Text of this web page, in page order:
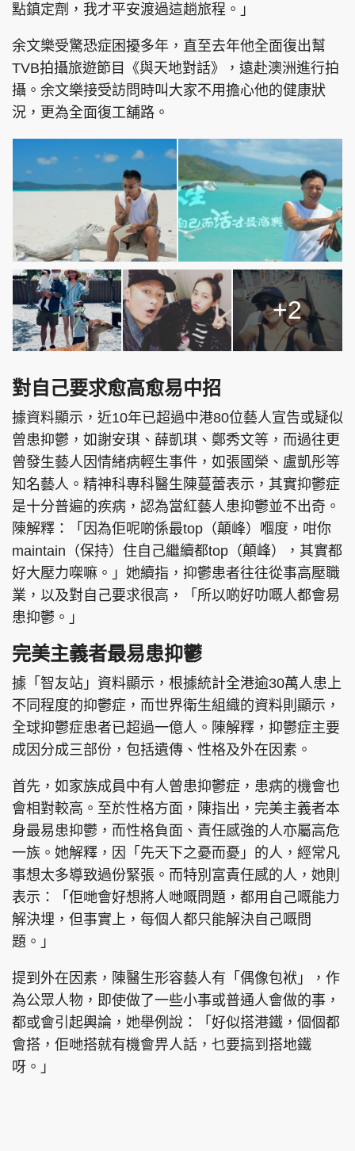
點鎮定劑，我才平安渡過這趟旅程。」
余文樂受驚恐症困擾多年，直至去年他全面復出幫
TVB拍攝旅遊節目《與天地對話》，遠赴澳洲進行拍
攝。余文樂接受訪問時叫大家不用擔心他的健康狀
況，更為全面復工舖路。
+2
對自己要求愈高愈易中招
據資料顯示，近10年已超過中港80位藝人宣告或疑似
曾患抑鬱，如謝安琪、薛凱琪、鄭秀文等，而過往更
曾發生藝人因情緒病輕生事件，如張國榮、盧凱彤等
知名藝人。精神科專科醫生陳蔓蕾表示，其實抑鬱症
是十分普遍的疾病，認為當紅藝人患抑鬱並不出奇。
陳解釋：「因為佢呢啲係最top（顛峰）嗰度，咁你
maintain（保持）住自己繼續都top（顛峰），其實都
好大壓力㗎嘛。」她續指，抑鬱患者往往從事高壓職
業，以及對自己要求很高，「所以啲好叻嘅人都會易
患抑鬱。」
完美主義者最易患抑鬱
據「智友站」資料顯示，根據統計全港逾30萬人患上
不同程度的抑鬱症，而世界衛生組織的資料則顯示，
全球抑鬱症患者已超過一億人。陳解釋，抑鬱症主要
成因分成三部份，包括遺傳、性格及外在因素。
首先，如家族成員中有人曾患抑鬱症，患病的機會也
會相對較高。至於性格方面，陳指出，完美主義者本
身最易患抑鬱，而性格負面、責任感強的人亦屬高危
一族。她解釋，因「先天下之憂而憂」的人，經常凡
事想太多導致過份緊張。而特別富責任感的人，她則
表示：「佢哋會好想將人哋嘅問題，都用自己嘅能力
解決埋，但事實上，每個人都只能解決自己嘅問
題。」
提到外在因素，陳醫生形容藝人有「偶像包袱」，作
為公眾人物，即使做了一些小事或普通人會做的事，
都或會引起輿論，她舉例說：「好似搭港鐵，個個都
會搭，佢哋搭就有機會畀人話，乜要搞到搭地鐵
呀。」